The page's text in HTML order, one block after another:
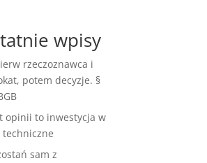
wpisy
rzeczoznawca i
potem decyzje. §
opinii to inwestycja w
techniczne
sam z